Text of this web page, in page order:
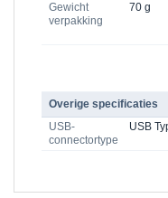
Gewicht
verpakking
70 g
Overige specificaties
USB-
connectortype
USB